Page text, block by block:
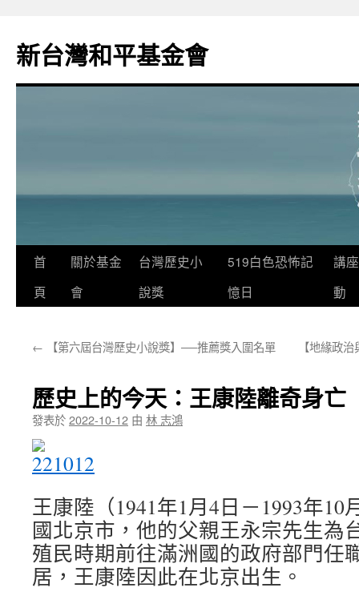
新台灣和平基金會
首
頁
關於基金
會
台灣歷史小
說獎
519白色恐怖記
憶日
講
動
← 【第六屆台灣歷史小說獎】──推薦獎入圍名單 【地緣政
歷史上的今天：王康陸離奇身亡
發表於2022-10-12 由 林 志鴻
王康陸（1941年1月4日－1993年10
國北京市，他的父親王永宗先生為
殖民時期前往滿洲國的政府部門任
居，王康陸因此在北京出生。